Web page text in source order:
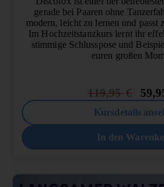
gerade bei Paaren ohne
modern, leicht zu lernen und passt
Im Hochzeitstanzkurs lernt ihr
stimmige Schlusspose und
euren großen
119,95€
Kursdetails
In den